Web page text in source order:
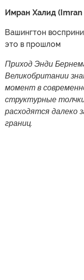
Имран Халид
Вашингтон
это в прошлом
Приход Энди
Великобритании
момент в
структурные
расходятся далеко
границ.